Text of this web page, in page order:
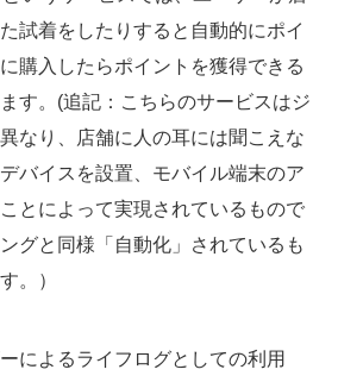
試着をしたりすると自動的にポイ
購入したらポイントを獲得できる
す。(追記：こちらのサービスはジ
なり、店舗に人の耳には聞こえな
バイスを設置、モバイル端末のア
とによって実現されているもので
グと同様「自動化」されているも
。）
によるライフログとしての利用